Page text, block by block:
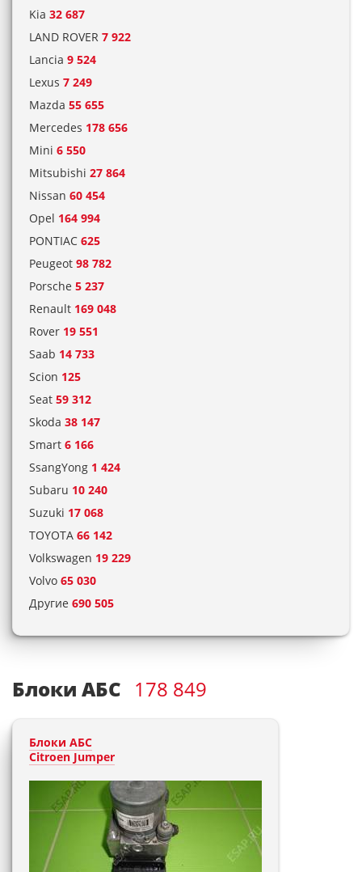
Kia 32 687
LAND ROVER 7 922
Lancia 9 524
Lexus 7 249
Mazda 55 655
Mercedes 178 656
Mini 6 550
Mitsubishi 27 864
Nissan 60 454
Opel 164 994
PONTIAC 625
Peugeot 98 782
Porsche 5 237
Renault 169 048
Rover 19 551
Saab 14 733
Scion 125
Seat 59 312
Skoda 38 147
Smart 6 166
SsangYong 1 424
Subaru 10 240
Suzuki 17 068
TOYOTA 66 142
Volkswagen 19 229
Volvo 65 030
Другие 690 505
Блоки АБС 178 849
Блоки АБС
Citroen Jumper